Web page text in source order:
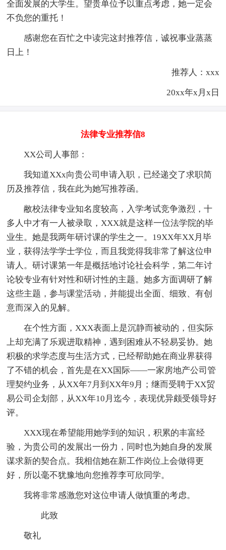
全面发展的大学生。望贵单位予以重点考虑，她一定会
不负您的重托！
感谢您在百忙之中读完这封推荐信，诚祝事业蒸蒸
日上！
推荐人：xxx
20xx年x月x日
法律专业推荐信8
XX公司人事部：
我知道XXx向贵公司申请入职，已经递交了求职简
历及推荐信，我在此为她写推荐函。
敝校法律专业知名度较高，入学考试竞争激烈，十
多人中才有一人被录取，XXX就是这样一位法学院的毕
业生。她是我两年研讨课的学生之一。19XX年XX月毕
业，获得法学学士学位，而且我觉得我非常了解这位申
请人。研讨课第一年是概括地讨论社会科学，第二年讨
论较专业有针对性和研讨性的主题。她多方面调研了解
这些主题，参与课堂活动，并能提出全面、细致、有创
意而深入的见解。
在个性方面，XXX表面上是沉静而被动的，但实际
上却充满了乐观进取精神，遇到困难从不轻易妥协。她
积极的求学态度与生活方式，已经帮助她在商业界获得
了不错的机会，首先是在XX国际——一家房地产公司管
理契约业务，从XX年7月到XX年9月；继而受聘于XX贸
易公司企划部，从XX年10月迄今，表现优异颇受领导好
评。
XXX现在希望能用她学到的知识，积累的丰富经
验，为贵公司的发展出一份力，同时也为她自身的发展
谋求新的契合点。我相信她在新工作岗位上会做得更
好，所以毫不犹豫地向您推荐李可欣同学。
我将非常感激您对这位申请人做慎重的考虑。
此致
敬礼